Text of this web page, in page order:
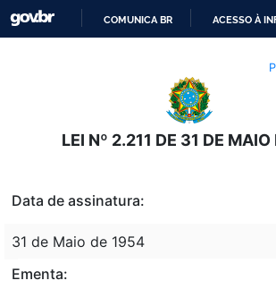
O
CONTEÚDO
COMUNICA BR ACESSO À
LEI Nº 2.211 DE 31 DE
Data de assinatura:
31 de Maio de 1954
Ementa: